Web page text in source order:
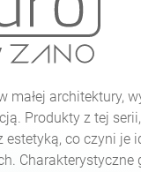
małej architektury,
Produkty z tej
estetyką, co czyni je
Charakterystyczne